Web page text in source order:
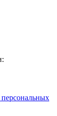
персональных